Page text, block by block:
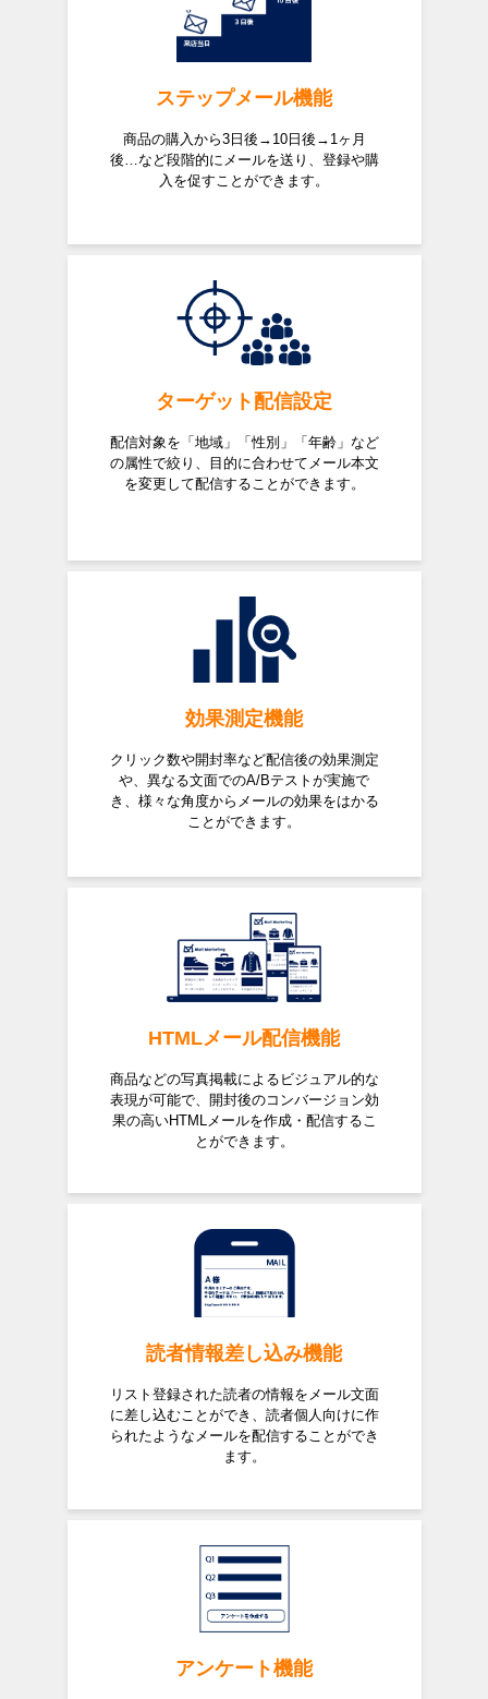
ステップメール機能
商品の購入から3日後→10日後→1ヶ月
後…など段階的にメールを送り、登録や購
入を促すことができます。
ターゲット配信設定
配信対象を「地域」「性別」「年齢」など
の属性で絞り、目的に合わせてメール本文
を変更して配信することができます。
効果測定機能
クリック数や開封率など配信後の効果測定
や、異なる文面でのA/Bテストが実施で
き、様々な角度からメールの効果をはかる
ことができます。
HTMLメール配信機能
商品などの写真掲載によるビジュアル的な
表現が可能で、開封後のコンバージョン効
果の高いHTMLメールを作成・配信するこ
とができます。
読者情報差し込み機能
リスト登録された読者の情報をメール文面
に差し込むことができ、読者個人向けに作
られたようなメールを配信することができ
ます。
アンケート機能